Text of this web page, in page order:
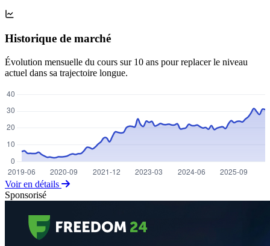
Historique de marché
Évolution mensuelle du cours sur 10 ans pour replacer le niveau
actuel dans sa trajectoire longue.
Voir en détails
Sponsorisé